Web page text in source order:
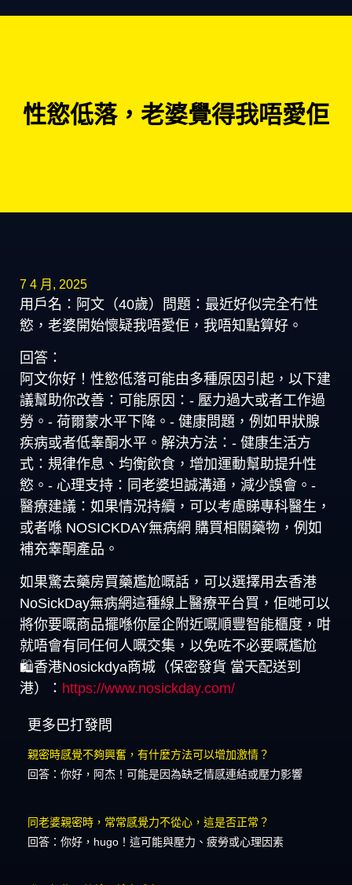
性慾低落，老婆覺得我唔愛佢
7 4 月, 2025
用戶名：阿文（40歲）問題：最近好似完全冇性
慾，老婆開始懷疑我唔愛佢，我唔知點算好。
回答：
阿文你好！性慾低落可能由多種原因引起，以下建
議幫助你改善：可能原因：- 壓力過大或者工作過
勞。- 荷爾蒙水平下降。- 健康問題，例如甲狀腺
疾病或者低睾酮水平。解決方法：- 健康生活方
式：規律作息、均衡飲食，增加運動幫助提升性
慾。- 心理支持：同老婆坦誠溝通，減少誤會。-
醫療建議：如果情況持續，可以考慮睇專科醫生，
或者喺 NOSICKDAY無病網 購買相關藥物，例如
補充睾酮產品。
如果驚去藥房買藥尷尬嘅話，可以選擇用去香港
NoSickDay無病網這種線上醫療平台買，佢哋可以
將你要嘅商品擺喺你屋企附近嘅順豐智能櫃度，咁
就唔會有同任何人嘅交集，以免咗不必要嘅尷尬
🛍️香港Nosickdya商城（保密發貨 當天配送到
港）： https://www.nosickday.com/
更多巴打發問
親密時感覺不夠興奮，有什麼方法可以增加激情？
回答：你好，阿杰！可能是因為缺乏情感連結或壓力影響
同老婆親密時，常常感覺力不從心，這是否正常？
回答：你好，hugo！這可能與壓力、疲勞或心理因素